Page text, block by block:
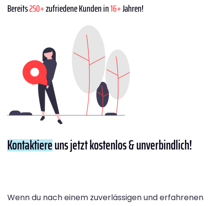
Bereits250+zufriedene Kunden in16+Jahren!
Kontaktiereuns jetzt kostenlos & unverbindlich!
Wenn du nach einem zuverlässigen und erfahrenen